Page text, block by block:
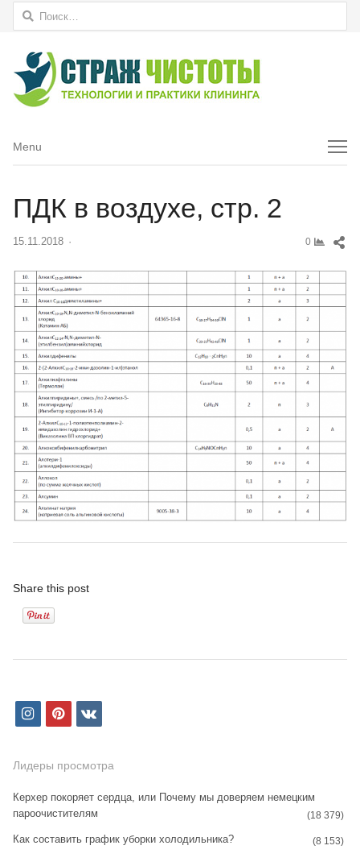
Найти:
Menu
Menu
ПДК в воздухе, стр. 2
15.11.2018 0
Share this post
i
s
a
g
p
n
e
r
v
Лидеры просмотра
Керхер покоряет сердца, или Почему мы доверяем немецким
пароочистителям
(18 379)
Как составить график уборки холодильника? (8 153)